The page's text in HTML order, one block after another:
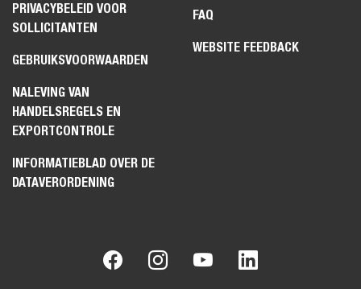
PRIVACYBELEID VOOR
SOLLICITANTEN
GEBRUIKSVOORWAARDEN
NALEVING VAN
HANDELSREGELS EN
EXPORTCONTROLE
INFORMATIEBLAD OVER DE
DATAVERORDENING
FAQ
WEBSITE FEEDBACK